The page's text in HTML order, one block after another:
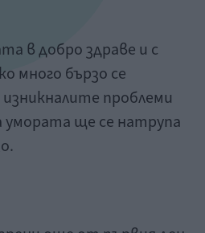
в добро здраве и с
много бързо се
проблеми
ще се натрупа